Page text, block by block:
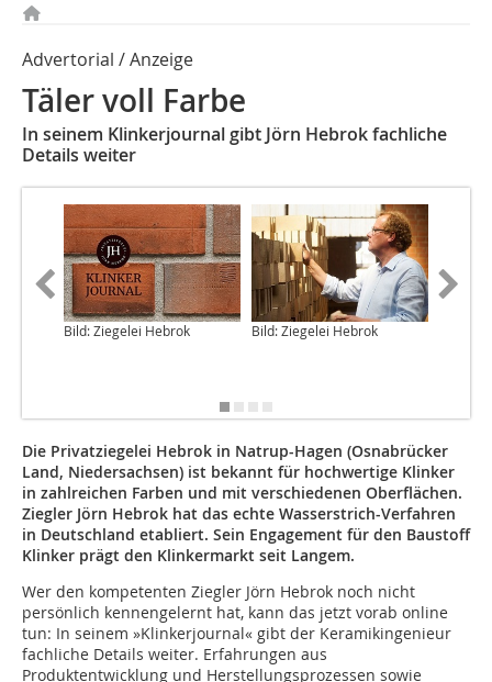
Advertorial / Anzeige
Täler voll Farbe
In seinem Klinkerjournal gibt Jörn Hebrok fachliche
Details weiter
Bild: Ziegelei Hebrok Bild: Ziegelei Hebrok
Die Privatziegelei Hebrok in Natrup-Hagen (Osnabrücker
Land, Niedersachsen) ist bekannt für hochwertige Klinker
in zahlreichen Farben und mit verschiedenen Oberflächen.
Ziegler Jörn Hebrok hat das echte Wasserstrich-Verfahren
in Deutschland etabliert. Sein Engagement für den Baustoff
Klinker prägt den Klinkermarkt seit Langem.
Wer den kompetenten Ziegler Jörn Hebrok noch nicht
persönlich kennengelernt hat, kann das jetzt vorab online
tun: In seinem »Klinkerjournal« gibt der Keramikingenieur
fachliche Details weiter. Erfahrungen aus
Produktentwicklung und Herstellungsprozessen sowie